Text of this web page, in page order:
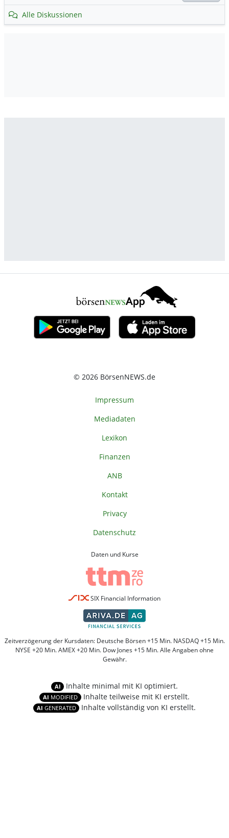
Alle Diskussionen
© 2026 BörsenNEWS.de
Impressum
Mediadaten
Lexikon
Finanzen
ANB
Kontakt
Privacy
Datenschutz
Daten und Kurse
SIX Financial Information
Zeitverzögerung der Kursdaten: Deutsche Börsen +15 Min. NASDAQ +15 Min.
NYSE +20 Min. AMEX +20 Min. Dow Jones +15 Min. Alle Angaben ohne
Gewähr.
AI Inhalte minimal mit KI optimiert.
AI MODIFIED Inhalte teilweise mit KI erstellt.
AI GENERATED Inhalte vollständig von KI erstellt.